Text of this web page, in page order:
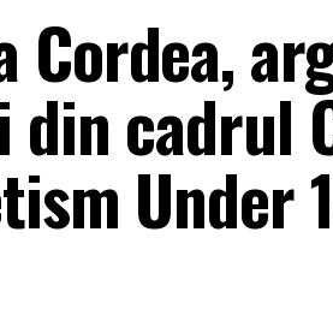
Cordea,
cadrul
Under